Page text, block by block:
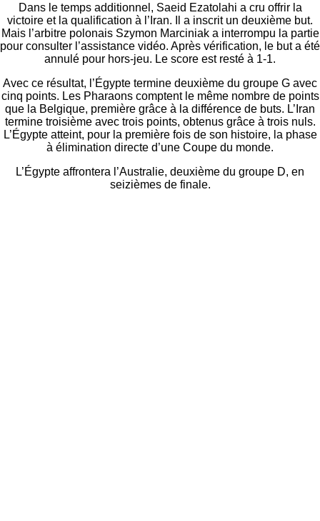
Dans le temps additionnel, Saeid Ezatolahi a cru offrir la
victoire et la qualification à l’Iran. Il a inscrit un deuxième but.
Mais l’arbitre polonais Szymon Marciniak a interrompu la partie
pour consulter l’assistance vidéo. Après vérification, le but a été
annulé pour hors-jeu. Le score est resté à 1-1.
Avec ce résultat, l’Égypte termine deuxième du groupe G avec
cinq points. Les Pharaons comptent le même nombre de points
que la Belgique, première grâce à la différence de buts. L’Iran
termine troisième avec trois points, obtenus grâce à trois nuls.
L’Égypte atteint, pour la première fois de son histoire, la phase
à élimination directe d’une Coupe du monde.
L’Égypte affrontera l’Australie, deuxième du groupe D, en
seizièmes de finale.